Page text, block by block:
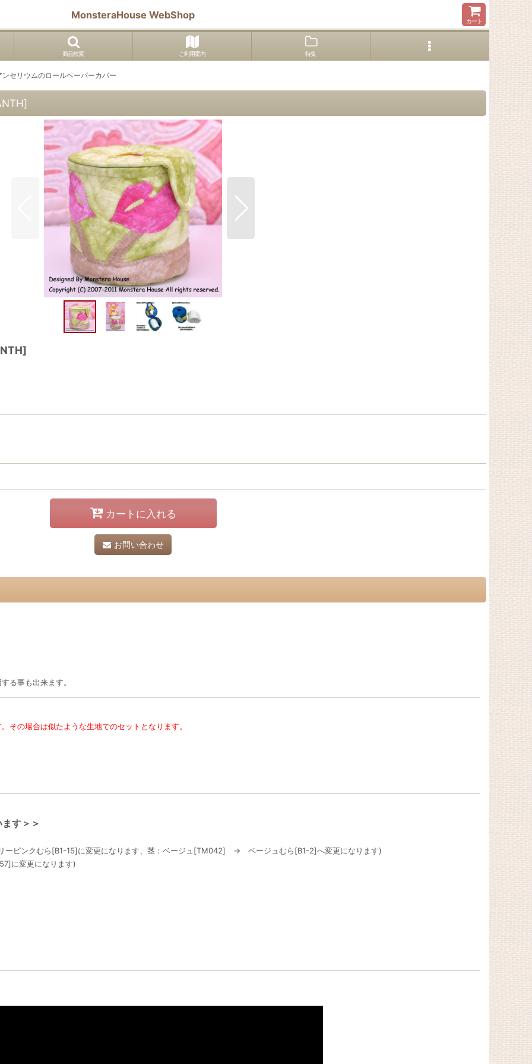
MonsteraHouse WebShop
カート
商品検索 ご利用案内 特集
ンセリウムのロールペーパーカバー
]
]
カートに入れる
お問い合わせ
る事も出来ます。
その場合は似たような生地でのセットとなります。
す＞＞
ピンクむら[B1-15]に変更になります、茎：ベージュ[TM042] → ベージュむら[B1-2]へ変更になります)
に変更になります)